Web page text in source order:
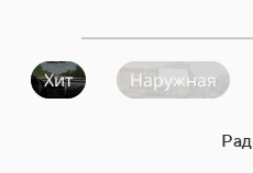
Хит Наружная